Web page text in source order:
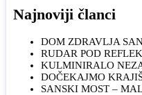
Najnoviji članci
DOM ZDRAVLJA
RUDAR POD
KULMINIRALO
DOČEKAJMO
SANSKI MOST –